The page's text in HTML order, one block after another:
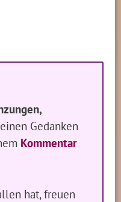
Gedanken
Kommentar
hat, freuen